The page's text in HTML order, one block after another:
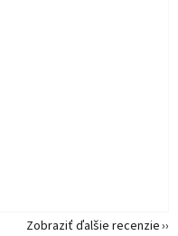
z 5 hviezdičiek.
Zobraziť ďalšie recenzie